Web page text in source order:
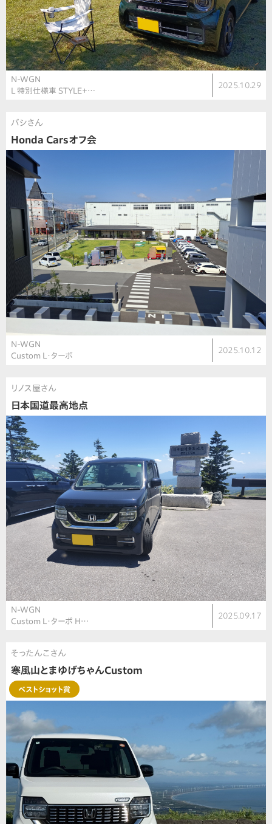
N-WGN
L 特別仕様車 STYLE＋…
2025.10.29
バシさん
Honda Carsオフ会
N-WGN
Custom L・ターボ
2025.10.12
リノス屋さん
日本国道最高地点
N-WGN
Custom L・ターボ H…
2025.09.17
そったんこさん
寒風山とまゆげちゃんCustom
ベストショット賞